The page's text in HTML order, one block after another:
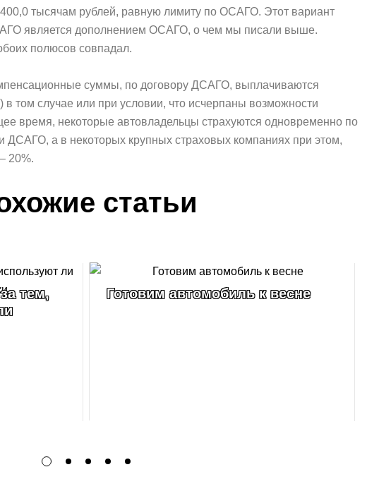
тысячам рублей, равную лимиту по ОСАГО. Этот вариант
является дополнением ОСАГО, о чем мы писали выше.
полюсов совпадал.
суммы, по договору ДСАГО, выплачиваются
в том случае или при условии, что исчерпаны возможности
время, некоторые автовладельцы страхуются одновременно по
а в некоторых крупных страховых компаниях при этом,
20%.
статьи
тем,
Готовим автомобиль к весне